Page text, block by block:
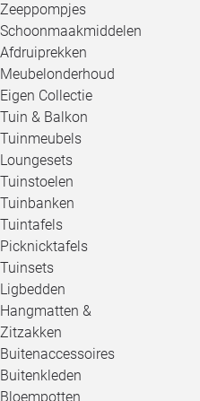
Zeeppompjes
Schoonmaakmiddelen
Afdruiprekken
Meubelonderhoud
Eigen Collectie
Tuin & Balkon
Tuinmeubels
Loungesets
Tuinstoelen
Tuinbanken
Tuintafels
Picknicktafels
Tuinsets
Ligbedden
Hangmatten &
Zitzakken
Buitenaccessoires
Buitenkleden
Bloempotten